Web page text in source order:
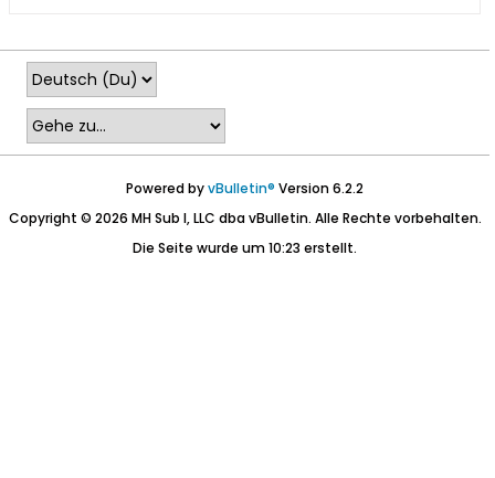
Powered byvBulletin® Version 6.2.2
Copyright © 2026 MH Sub I, LLC dba vBulletin. Alle Rechte vorbehalten.
Die Seite wurde um 10:23 erstellt.